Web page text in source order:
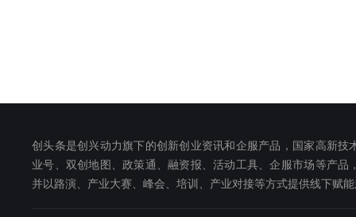
创头条是创兴动力旗下的创新创业资讯和企服产品，国家高新
业号、双创地图、政策通、融资报、活动工具、企服市场等产
并以路演、产业大赛、峰会、培训、产业对接等方式提供线下赋